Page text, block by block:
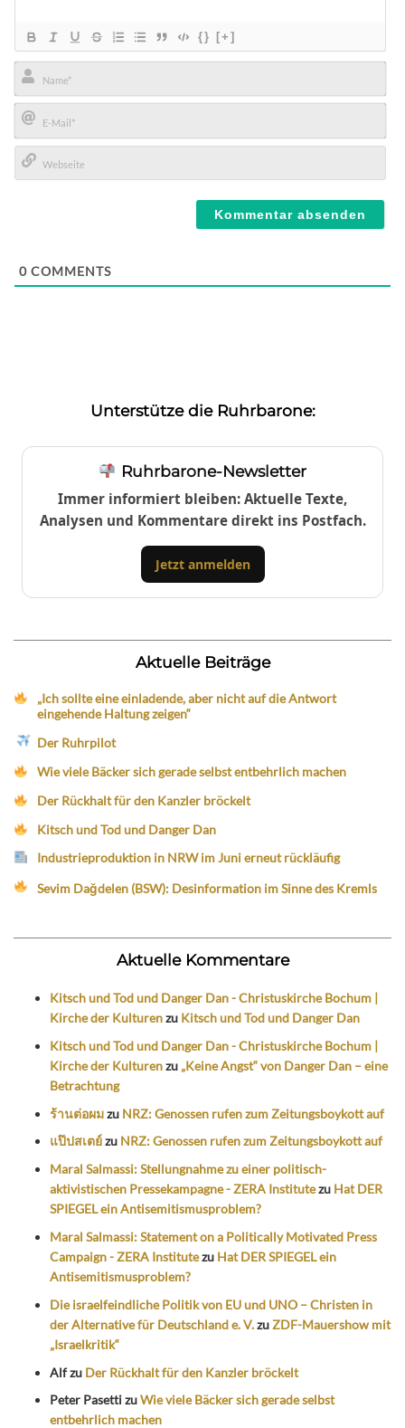
{} [+]
Name*
E-
Mail*
0 COMMENTS
Unterstütze die Ruhrbarone:
Ruhrbarone-Newsletter
Immer informiert bleiben: Aktuelle Texte,
Analysen und Kommentare direkt ins Postfach.
Jetzt anmelden
Aktuelle Beiträge
„Ich sollte eine einladende, aber nicht auf die Antwort
eingehende Haltung zeigen“
Der Ruhrpilot
Wie viele Bäcker sich gerade selbst entbehrlich machen
Der Rückhalt für den Kanzler bröckelt
Kitsch und Tod und Danger Dan
Industrieproduktion in NRW im Juni erneut rückläufig
Sevim Dağdelen (BSW): Desinformation im Sinne des Kremls
Aktuelle Kommentare
Kitsch und Tod und Danger Dan - Christuskirche Bochum |
Kirche der Kulturenzu Kitsch und Tod und Danger Dan
Kitsch und Tod und Danger Dan - Christuskirche Bochum |
Kirche der Kulturenzu „Keine Angst“ von Danger Dan – eine
Betrachtung
ร้านต่อผมzu NRZ: Genossen rufen zum Zeitungsboykott auf
แป๊ปสเตย์zu NRZ: Genossen rufen zum Zeitungsboykott auf
Maral Salmassi: Stellungnahme zu einer politisch-
aktivistischen Pressekampagne - ZERA Institutezu Hat DER
SPIEGEL ein Antisemitismusproblem?
Maral Salmassi: Statement on a Politically Motivated Press
Campaign - ZERA Institutezu Hat DER SPIEGEL ein
Antisemitismusproblem?
Die israelfeindliche Politik von EU und UNO – Christen in
der Alternative für Deutschland e. V.zuZDF-Mauershow mit
„Israelkritik“
Alfzu Der Rückhalt für den Kanzler bröckelt
Peter PasettizuWie viele Bäcker sich gerade selbst
entbehrlich machen